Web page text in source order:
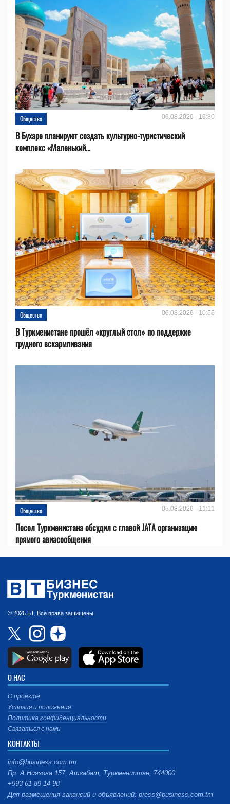
Общество 06.08.2026 - 16:30
В Бухаре планируют создать культурно-туристический
комплекс «Маленький...
Общество 06.08.2026 - 10:55
В Туркменистане прошёл «круглый стол» по поддержке
грудного вскармливания
Общество 05.08.2026 - 11:11
Посол Туркменистана обсудил с главой JATA организацию
прямого авиасообщения
© 2026 БТ. Все права защищены.
О НАС
О проекте
Условия и положения
Политика конфиденциальности
Связаться с нами
КОНТАКТЫ
info@business.com.tm
Пр. А.Ниязова 157, Ашгабат, Туркменистан, 744000
+993 61 89 14 98
Для размещения вакансий и объявлений: press@business.com.tm